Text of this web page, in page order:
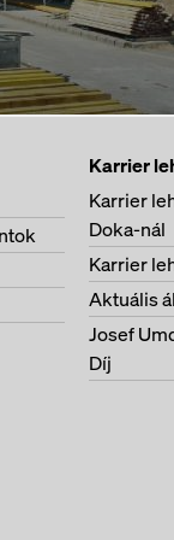
Karrier
Karrier
Doka-nál
Karrier
Aktuális
Josef
Díj